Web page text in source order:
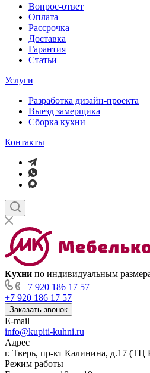
Вопрос-ответ
Оплата
Рассрочка
Доставка
Гарантия
Статьи
Услуги
Разработка дизайн-проекта
Выезд замерщика
Сборка кухни
Контакты
Кухни по индивидуальным
+7 920 186 17 57
+7 920 186 17 57
Заказать звонок
E-mail
info@kupiti-kuhni.ru
Адрес
г. Тверь, пр-кт Калинина, д.17 (ТЦ
Режим работы